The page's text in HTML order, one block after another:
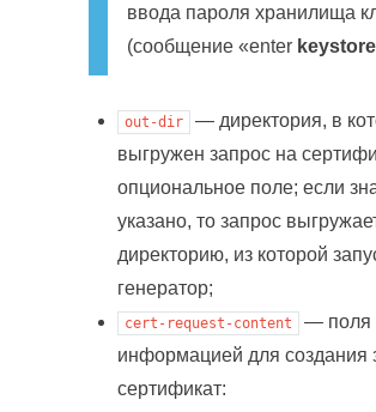
ввода пароля хранилища
(сообщение «enter keystore
out-dir
— директория, в
выгружен запрос на
опциональное поле; если
указано, то запрос
директорию, из которой
генератор;
cert-request-content
— поля
информацией для создания
сертификат: